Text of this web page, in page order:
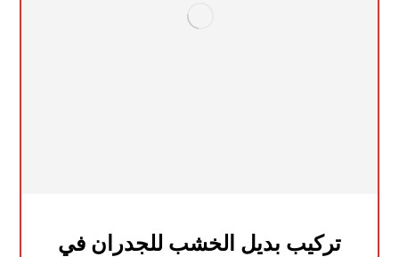
تركيب بديل الخشب للجدران في